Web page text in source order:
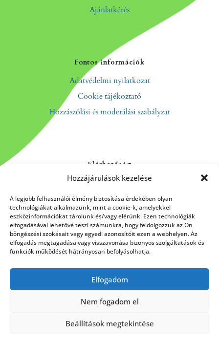
Hozzájárulások kezelése
A legjobb felhasználói élmény biztosítása érdekében olyan
technológiákat alkalmazunk, mint a cookie-k, amelyekkel
eszközinformációkat tárolunk és/vagy elérünk. Ezen technológiák
elfogadásával lehetővé teszi számunkra, hogy feldolgozzuk az Ön
böngészési szokásait vagy egyedi azonosítóit ezen a webhelyen. Az
elfogadás megtagadása vagy visszavonása bizonyos szolgáltatások és
funkciók működését hátrányosan befolyásolhatja.
Elfogadom
Nem fogadom el
Beállítások megtekintése
Ajánlatkérés
Fontos információk
Adatvédelmi nyilatkozat
Cookie tájékoztató
Hozzászólási és moderálási szabályzat
Elérhetőség
Kapcsolat
Rólunk
HÍRLEVÉL FELIRATKOZÁS